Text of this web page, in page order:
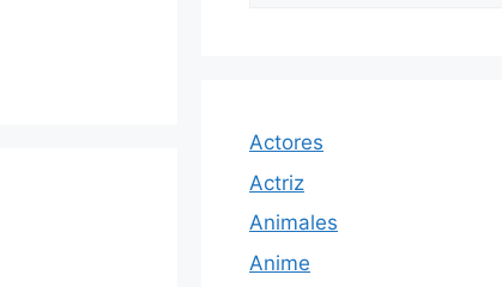
Actores
Actriz
Animales
Anime